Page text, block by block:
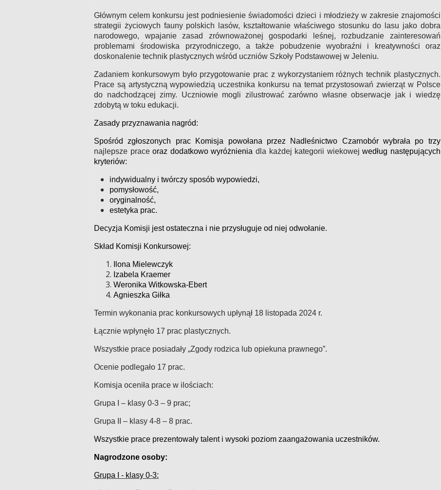
Głównym celem konkursu jest podniesienie świadomości dzieci i młodzieży w zakresie znajomości
strategii życiowych fauny polskich lasów, kształtowanie właściwego stosunku do lasu jako dobra
narodowego, wpajanie zasad zrównoważonej gospodarki leśnej, rozbudzanie zainteresowań
problemami środowiska przyrodniczego, a także pobudzenie wyobraźni i kreatywności oraz
doskonalenie technik plastycznych wśród uczniów Szkoły Podstawowej w Jeleniu.
Zadaniem konkursowym było przygotowanie prac z wykorzystaniem różnych technik plastycznych.
Prace są artystyczną wypowiedzią uczestnika konkursu na temat przystosowań zwierząt w Polsce
do nadchodzącej zimy. Uczniowie mogli zilustrować zarówno własne obserwacje jak i wiedzę
zdobytą w toku edukacji.
Zasady przyznawania nagród:
Spośród zgłoszonych prac Komisja powołana przez Nadleśnictwo Czarnobór wybrała po trzy
najlepsze praceoraz dodatkowo wyróżnienia dla każdej kategorii wiekowej według następujących
kryteriów:
indywidualny i twórczy sposób wypowiedzi,
pomysłowość,
oryginalność,
estetyka prac.
Decyzja Komisji jest ostateczna i nie przysługuje od niej odwołanie.
Skład Komisji Konkursowej:
Ilona Mielewczyk
Izabela Kraemer
Weronika Witkowska-Ebert
Agnieszka Giłka
Termin wykonania prac konkursowych upłynął 18 listopada 2024 r.
Łącznie wpłynęło 17 prac plastycznych.
Wszystkie prace posiadały „Zgody rodzica lub opiekuna prawnego”.
Ocenie podlegało 17 prac.
Komisja oceniła prace w ilościach:
Grupa I – klasy 0-3 – 9 prac;
Grupa II – klasy 4-8 – 8 prac.
Wszystkie prace prezentowały talent i wysoki poziom zaangażowania uczestników.
Nagrodzone osoby:
Grupa I - klasy 0-3: